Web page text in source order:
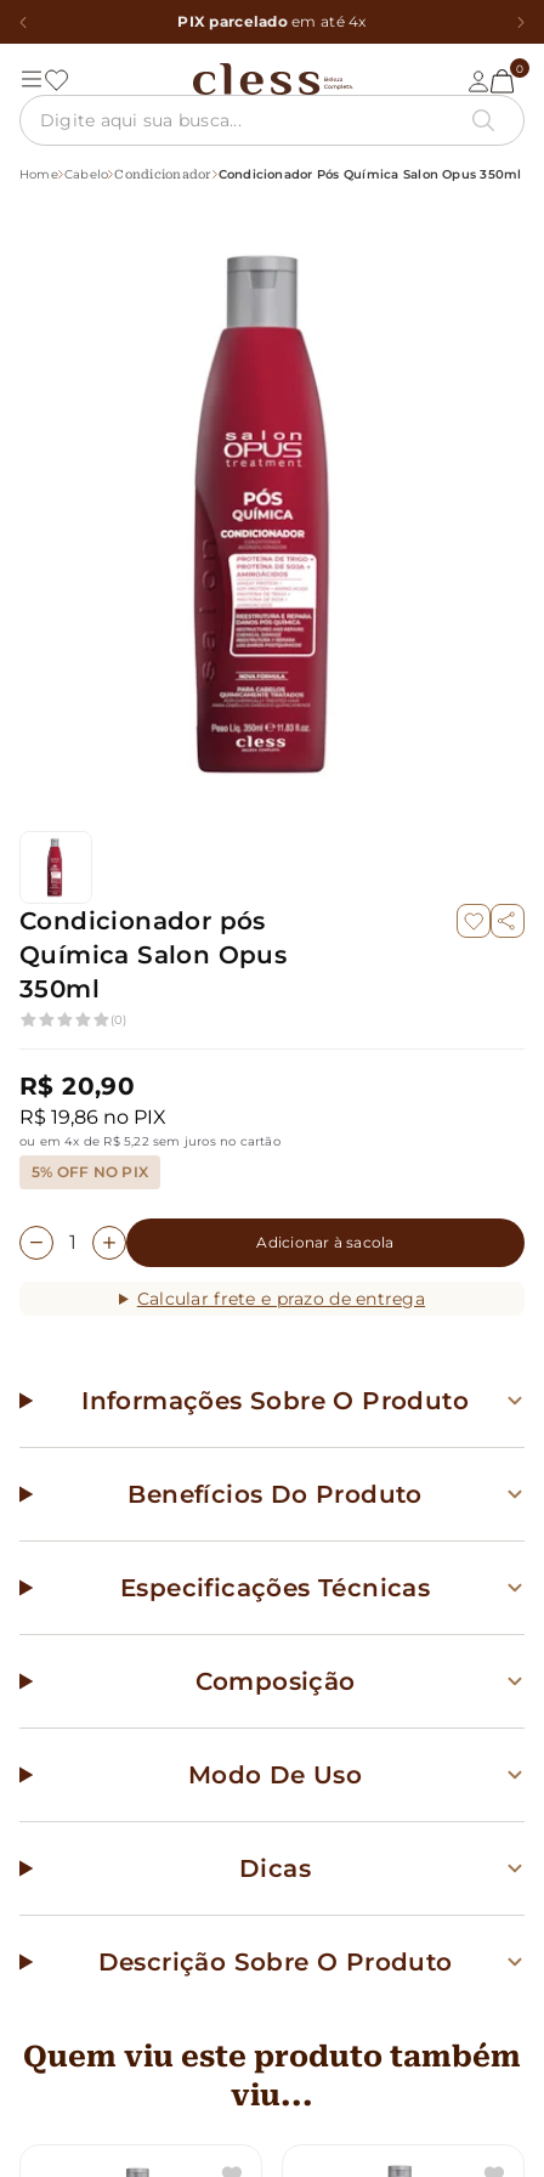
PIX parceladoem até 4x
0
Home Cabelo Condicionador Condicionador Pós Química Salon Opus 350ml
Condicionador pós
Química Salon Opus
350ml
(0)
R$ 20,90
R$ 19,86 no PIX
ou em 4x de R$ 5,22 sem juros no cartão
5% OFF NO PIX
Adicionar à sacola
Calcular frete e prazo de entrega
Informações Sobre O Produto
Benefícios Do Produto
Especificações Técnicas
Composição
Modo De Uso
Dicas
Descrição Sobre O Produto
Quem viu este produto também
viu...